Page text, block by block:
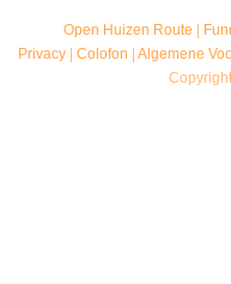
Open Huizen Route
Privacy |Colofon |Algemene